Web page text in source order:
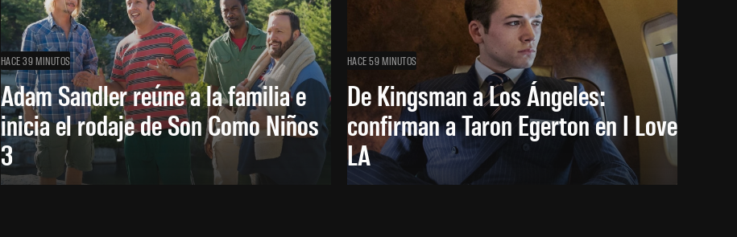
HACE 39 MINUTOS
Adam Sandler reúne a la familia e
inicia el rodaje de Son Como Niños
3
HACE 59 MINUTOS
De Kingsman a Los Ángeles:
confirman a Taron Egerton en I Love
LA